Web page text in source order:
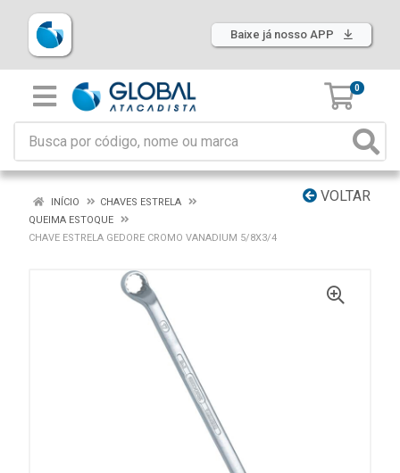
Baixe já nosso APP
0
VOLTAR
INÍCIO
CHAVES ESTRELA
QUEIMA ESTOQUE
CHAVE ESTRELA GEDORE CROMO VANADIUM 5/8X3/4